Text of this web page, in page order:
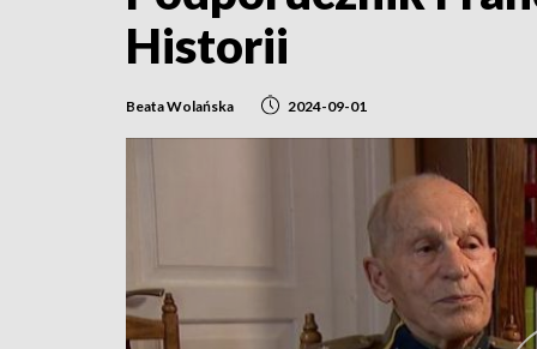
Historii
Beata Wolańska 2024-09-01